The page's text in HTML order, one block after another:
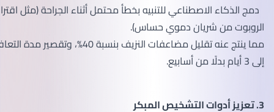
دمج الذكاء الاصطناعي للتنبيه بخطأ محتمل أثناء الجراحة (مثل اقتراب
الروبوت من شريان دموي حساس).
مما ينتج عنه تقليل مضاعفات النزيف بنسبة 40%، وتقصير مدة التعافي
إلى 3 أيام بدلًا من أسابيع.